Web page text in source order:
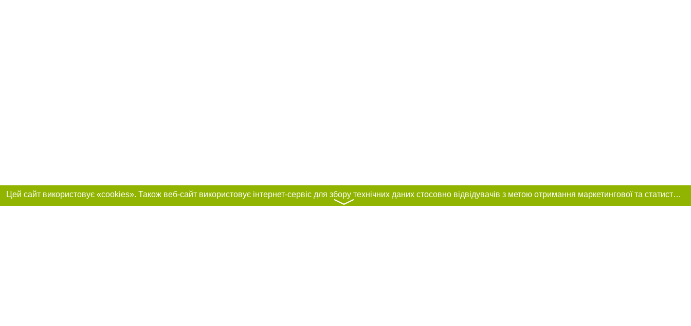
Цей сайт використовує «cookies». Також веб-сайт використовує інтернет-сервіс для збору технічних даних стосовно відвідувачів з метою отримання маркетингової та статистичної інформації. Умови обробки даних відвідувачів сайту див.
〉